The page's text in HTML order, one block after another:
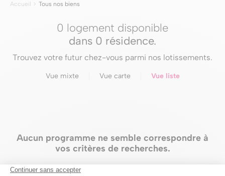
Accueil Tous nos biens
0 logement disponible
dans 0 résidence.
Trouvez votre futur chez-vous parmi nos lotissements.
Vue mixte Vue carte Vue liste
Aucun programme ne semble correspondre à
vos critères de recherches.